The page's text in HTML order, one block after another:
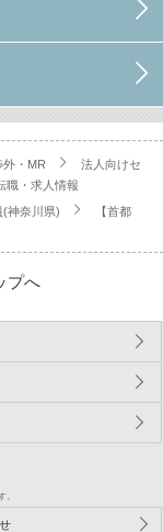
外・MR
法人向けセ
職・求人情報
(神奈川県)
【首都
プへ
。